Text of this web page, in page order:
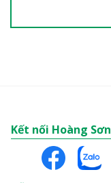
Kết nối Hoàng Sơn